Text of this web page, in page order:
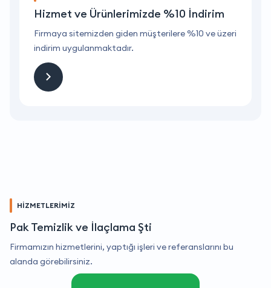
Hizmet ve Ürünlerimizde %10 İndirim
Firmaya sitemizden giden müşterilere %10 ve üzeri
indirim uygulanmaktadır.
HİZMETLERİMİZ
Pak Temizlik ve İlaçlama Şti
Firmamızın hizmetlerini, yaptığı işleri ve referanslarını bu
alanda görebilirsiniz.